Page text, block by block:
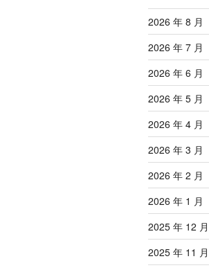
2026 年 8 月
2026 年 7 月
2026 年 6 月
2026 年 5 月
2026 年 4 月
2026 年 3 月
2026 年 2 月
2026 年 1 月
2025 年 12 月
2025 年 11 月